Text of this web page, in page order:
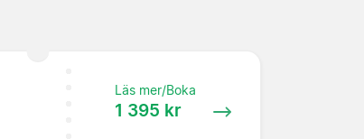
Läs mer/Boka
1 395 kr